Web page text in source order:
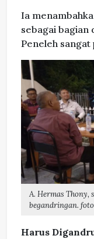
Ia
sebagai bagian
Peneleh sangat
A. Hermas
begandringan.
Harus